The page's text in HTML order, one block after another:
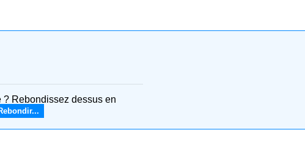
Rebondissez dessus en